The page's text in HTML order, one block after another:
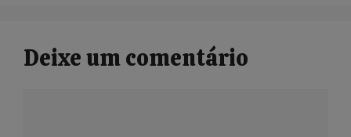
Deixe um comentário